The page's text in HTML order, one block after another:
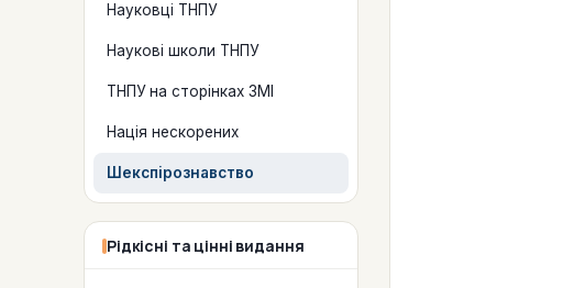
Науковці ТНПУ
Наукові школи ТНПУ
ТНПУ на сторінках ЗМІ
Нація нескорених
Шекспірознавство
Рідкісні та цінні видання